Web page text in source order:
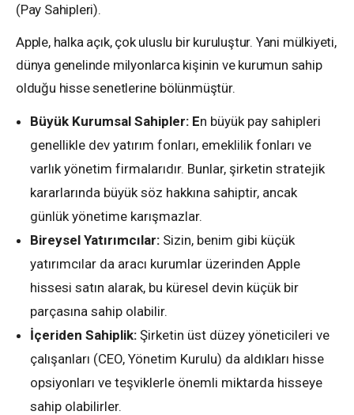
(Pay Sahipleri).
Apple, halka açık, çok uluslu bir kuruluştur. Yani mülkiyeti,
dünya genelinde milyonlarca kişinin ve kurumun sahip
olduğu hisse senetlerine bölünmüştür.
Büyük Kurumsal Sahipler: En büyük pay sahipleri
genellikle dev yatırım fonları, emeklilik fonları ve
varlık yönetim firmalarıdır. Bunlar, şirketin stratejik
kararlarında büyük söz hakkına sahiptir, ancak
günlük yönetime karışmazlar.
Bireysel Yatırımcılar: Sizin, benim gibi küçük
yatırımcılar da aracı kurumlar üzerinden Apple
hissesi satın alarak, bu küresel devin küçük bir
parçasına sahip olabilir.
İçeriden Sahiplik: Şirketin üst düzey yöneticileri ve
çalışanları (CEO, Yönetim Kurulu) da aldıkları hisse
opsiyonları ve teşviklerle önemli miktarda hisseye
sahip olabilirler.